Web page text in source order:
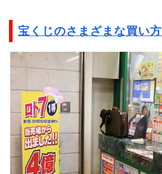
宝くじのさまざまな買い方